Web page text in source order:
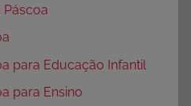
Páscoa
para Educação Infantil
para Ensino